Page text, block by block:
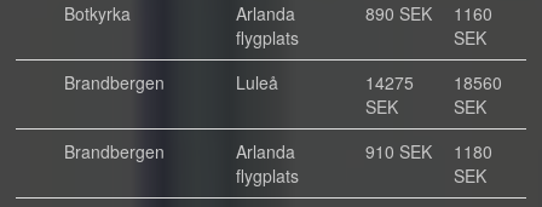
Botkyrka
Arlanda
flygplats
890 SEK
1160
SEK
Brandbergen
Luleå
14275
SEK
18560
SEK
Brandbergen
Arlanda
flygplats
910 SEK
1180
SEK